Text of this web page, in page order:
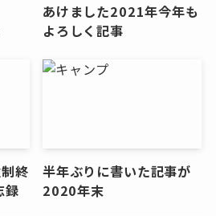
あけました2021年今年も
よろしく記事
終
録
半年ぶりに書いた記事が
2020年末